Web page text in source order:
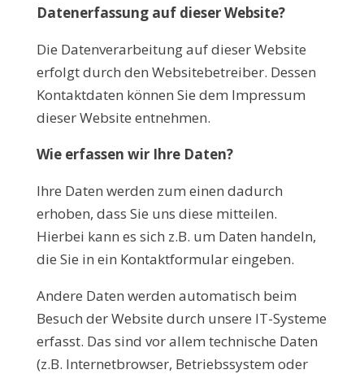
Datenerfassung auf dieser Website?
Die Datenverarbeitung auf dieser Website
erfolgt durch den Websitebetreiber. Dessen
Kontaktdaten können Sie dem Impressum
dieser Website entnehmen.
Wie erfassen wir Ihre Daten?
Ihre Daten werden zum einen dadurch
erhoben, dass Sie uns diese mitteilen.
Hierbei kann es sich z.B. um Daten handeln,
die Sie in ein Kontaktformular eingeben.
Andere Daten werden automatisch beim
Besuch der Website durch unsere IT-Systeme
erfasst. Das sind vor allem technische Daten
(z.B. Internetbrowser, Betriebssystem oder